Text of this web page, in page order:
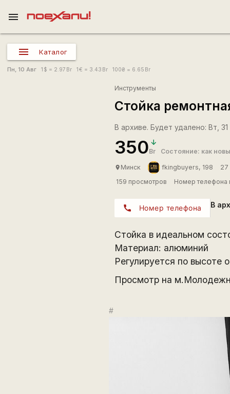
menu
Каталог
Пн, 10 Авг 1 $ = 2.97 Br 1€ = 3.43 Br 100₴ = 6.65 Br
Инструменты
Стойка
В архиве. Будет удалено: Вт, 31
350Br Состояние: как
place Минск fkingbuyers, 198
27
159 просмотров
Номер телефона
call Номер телефона В
Стойка в идеальном
Материал: алюминий
Регулируется по высоте
Просмотр на
#